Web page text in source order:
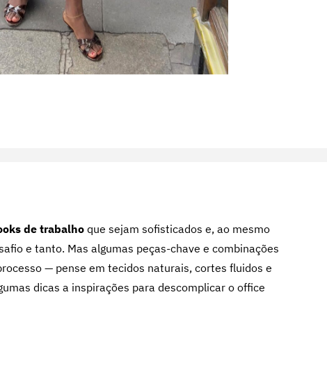
de trabalhoque sejam sofisticados e, ao mesmo
e tanto. Mas algumas peças-chave e combinações
— pense em tecidos naturais, cortes fluidos e
dicas a inspirações para descomplicar o office